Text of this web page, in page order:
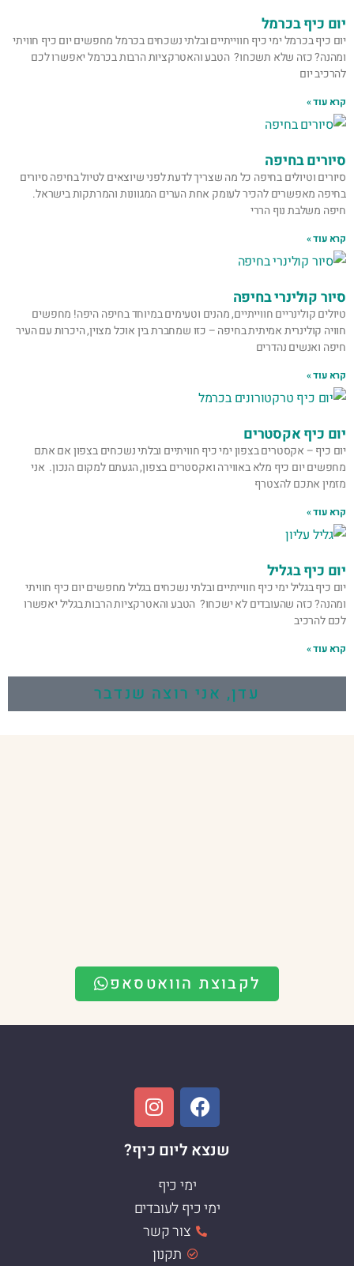
יום כיף בכרמל
יום כיף בכרמל ימי כיף חווייתיים ובלתי נשכחים בכרמל מחפשים יום כיף חוויתי
ומהנה? כזה שלא תשכחו? הטבע והאטרקציות הרבות בכרמל יאפשרו לכם
להרכיב יום
קרא עוד »
סיורים בחיפה
סיורים וטיולים בחיפה כל מה שצריך לדעת לפני שיוצאים לטיול בחיפה סיורים
בחיפה מאפשרים להכיר לעומק אחת הערים המגוונות והמרתקות בישראל.
חיפה משלבת נוף הררי
קרא עוד »
סיור קולינרי בחיפה
טיולים קולינריים חווייתיים, מהנים וטעימים במיוחד בחיפה היפה! מחפשים
חוויה קולינרית אמיתית בחיפה – כזו שמחברת בין אוכל מצוין, היכרות עם העיר
חיפה ואנשים נהדרים
קרא עוד »
יום כיף אקסטרים
יום כיף – אקסטרים בצפון ימי כיף חוויתיים ובלתי נשכחים בצפון אם אתם
מחפשים יום כיף מלא באווירה ואקסטרים בצפון, הגעתם למקום הנכון. אני
מזמין אתכם להצטרף
קרא עוד »
יום כיף בגליל
יום כיף בגליל ימי כיף חווייתיים ובלתי נשכחים בגליל מחפשים יום כיף חוויתי
ומהנה? כזה שהעובדים לא ישכחו? הטבע והאטרקציות הרבות בגליל יאפשרו
לכם להרכיב
קרא עוד »
עדן, אני רוצה שנדבר
לקבוצת הוואטסאפ
שנצא ליום כיף?
ימי כיף
ימי כיף לעובדים
צור קשר
תקנון